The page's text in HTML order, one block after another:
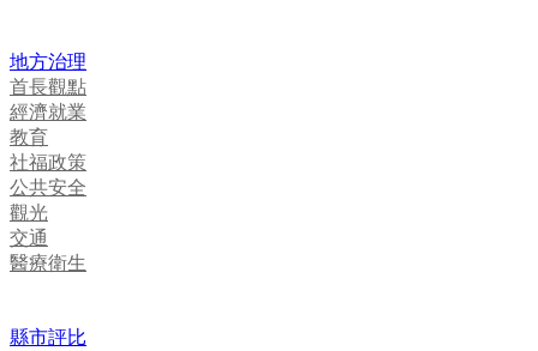
地方治理
首長觀點
經濟就業
教育
社福政策
公共安全
觀光
交通
醫療衛生
縣市評比